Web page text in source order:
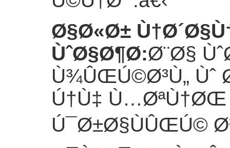
Ø§Ø«Ø±
ÙˆØ§Ø¶Ø­:Ø¨Ø§
Ù¾ÛŒÚ©Ø³Ù„
Ú†Ù‡
Ú¯Ø±Ø§ÙÛŒÚ©